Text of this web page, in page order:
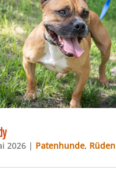
2026| Patenhunde, Rüden